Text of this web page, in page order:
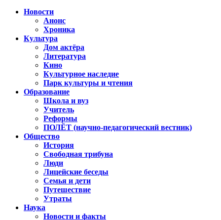
Новости
Анонс
Хроника
Культура
Дом актёра
Литература
Кино
Культурное наследие
Парк культуры и чтения
Образование
Школа и вуз
Учитель
Реформы
ПОЛЁТ (научно-педагогический вестник)
Общество
История
Свободная трибуна
Люди
Лицейские беседы
Семья и дети
Путешествие
Утраты
Наука
Новости и факты